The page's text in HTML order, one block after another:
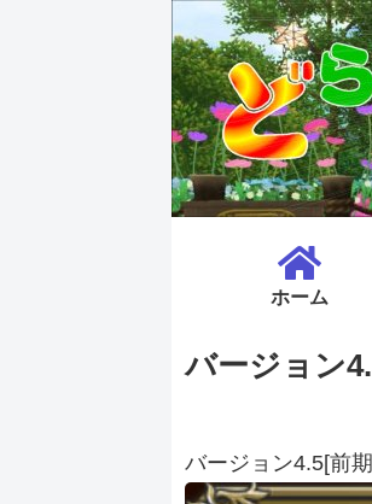
ホーム
バージョン
バージョン4.5[前